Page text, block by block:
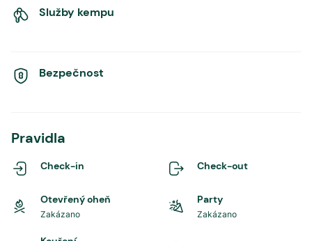
Služby kempu
Bezpečnost
Pravidla
Check-in Check-out
Otevřený oheň
Zakázano
Party
Zakázano